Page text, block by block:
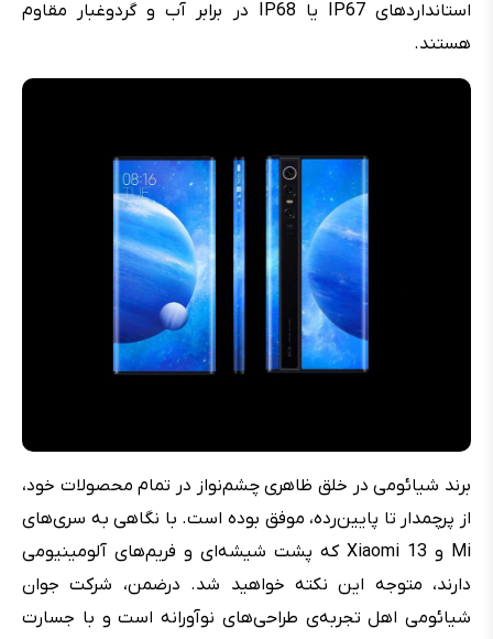
استانداردهای IP67 یا IP68 در برابر آب و گردوغبار مقاوم
هستند.
برند شیائومی در خلق ظاهری چشم‌نواز در تمام محصولات خود،
از پرچمدار تا پایین‌رده، موفق بوده است. با نگاهی به سری‌های
Mi و Xiaomi 13 که پشت شیشه‌ای و فریم‌های آلومینیومی
دارند، متوجه این نکته خواهید شد. درضمن، شرکت جوان
شیائومی اهل تجربه‌ی طراحی‌های نوآورانه است و با جسارت